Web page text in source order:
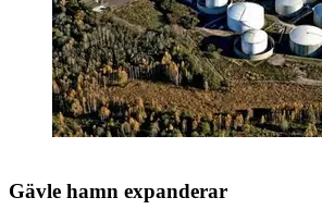
Gävle hamn expanderar